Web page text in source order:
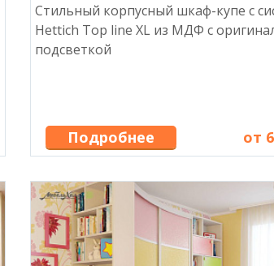
Стильный корпусный шкаф-купе с
Hettich Top line XL из МДФ с
подсветкой
Подробнее от